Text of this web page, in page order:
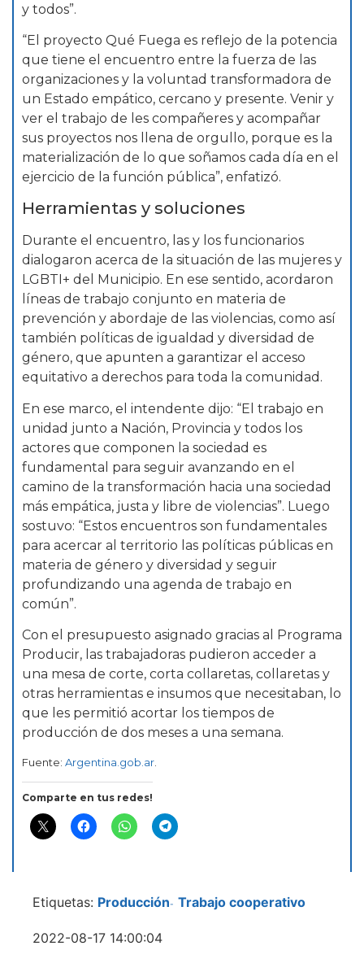
y todos”.
“El proyecto Qué Fuega es reflejo de la potencia
que tiene el encuentro entre la fuerza de las
organizaciones y la voluntad transformadora de
un Estado empático, cercano y presente. Venir y
ver el trabajo de les compañeres y acompañar
sus proyectos nos llena de orgullo, porque es la
materialización de lo que soñamos cada día en el
ejercicio de la función pública”, enfatizó.
Herramientas y soluciones
Durante el encuentro, las y los funcionarios
dialogaron acerca de la situación de las mujeres y
LGBTI+ del Municipio. En ese sentido, acordaron
líneas de trabajo conjunto en materia de
prevención y abordaje de las violencias, como así
también políticas de igualdad y diversidad de
género, que apunten a garantizar el acceso
equitativo a derechos para toda la comunidad.
En ese marco, el intendente dijo: “El trabajo en
unidad junto a Nación, Provincia y todos los
actores que componen la sociedad es
fundamental para seguir avanzando en el
camino de la transformación hacia una sociedad
más empática, justa y libre de violencias”. Luego
sostuvo: “Estos encuentros son fundamentales
para acercar al territorio las políticas públicas en
materia de género y diversidad y seguir
profundizando una agenda de trabajo en
común”.
Con el presupuesto asignado gracias al Programa
Producir, las trabajadoras pudieron acceder a
una mesa de corte, corta collaretas, collaretas y
otras herramientas e insumos que necesitaban, lo
que les permitió acortar los tiempos de
producción de dos meses a una semana.
Fuente: Argentina.gob.ar
Comparte en tus redes!
Etiquetas: Producción- Trabajo cooperativo
2022-08-17 14:00:04